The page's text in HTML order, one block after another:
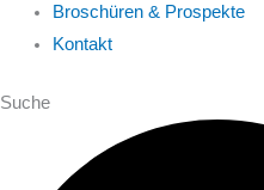
Broschüren & Prospekte
Kontakt
Suche